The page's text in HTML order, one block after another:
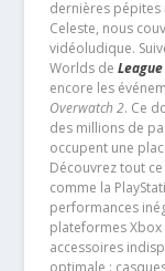
dernières pépites
Celeste, nous
vidéoludique.
Worlds de
encore les
Overwatch 2. Ce
des millions de
occupent une
Découvrez tout
comme la
performances
plateformes
accessoires
optimale :